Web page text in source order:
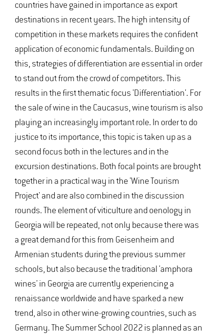
countries have gained in importance as export
destinations in recent years. The high intensity of
competition in these markets requires the confident
application of economic fundamentals. Building on
this, strategies of differentiation are essential in order
to stand out from the crowd of competitors. This
results in the first thematic focus 'Differentiation'. For
the sale of wine in the Caucasus, wine tourism is also
playing an increasingly important role. In order to do
justice to its importance, this topic is taken up as a
second focus both in the lectures and in the
excursion destinations. Both focal points are brought
together in a practical way in the 'Wine Tourism
Project' and are also combined in the discussion
rounds. The element of viticulture and oenology in
Georgia will be repeated, not only because there was
a great demand for this from Geisenheim and
Armenian students during the previous summer
schools, but also because the traditional 'amphora
wines' in Georgia are currently experiencing a
renaissance worldwide and have sparked a new
trend, also in other wine-growing countries, such as
Germany. The Summer School 2022 is planned as an